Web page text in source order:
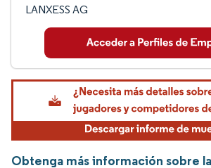
LANXESS AG
Obtenga más información sobre